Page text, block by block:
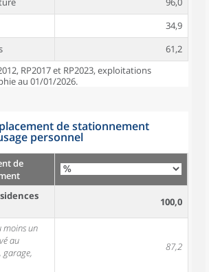
34,9
61,2
RP2017 et RP2023, exploitations
au 01/01/2026.
de stationnement
personnel
de
100,0
moins un
au
garage,
87,2